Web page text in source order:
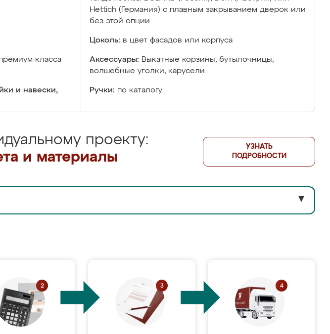
Hettich (Германия) с плавным закрыванием дверок или
без этой опции
Цоколь: в цвет фасадов или корпуса
класса
Аксессуары: Выкатные корзины, бутылочницы,
волшебные уголки, карусели
и навески,
Ручки: по каталогу
проекту:
и материалы
УЗНАТЬ
ПОДРОБНОСТИ
▼